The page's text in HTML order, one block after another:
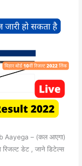
Aayega – (कल आएगा)
डेट , जाने डिटेल्स